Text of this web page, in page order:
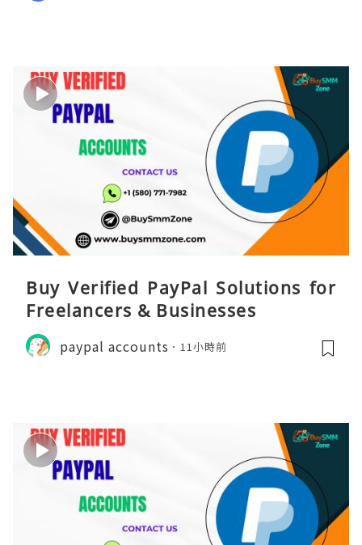
Buy Verified PayPal Solutions for
Freelancers & Businesses
paypal accounts 11小時前